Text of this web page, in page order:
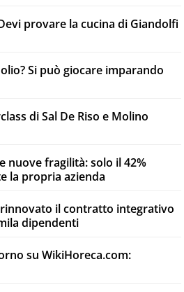
provare la cucina di Giandolfi
Si può giocare imparando
di Sal De Riso e Molino
nuove fragilità: solo il 42%
la propria azienda
il contratto integrativo
dipendenti
su WikiHoreca.com: